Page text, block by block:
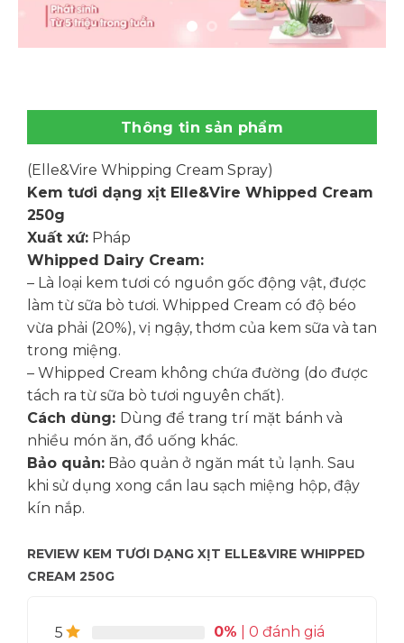
Thông tin sản phẩm
(Elle&Vire Whipping Cream Spray)
Kem tươi dạng xịt Elle&Vire Whipped Cream
250g
Xuất xứ:Pháp
Whipped Dairy Cream:
– Là loại kem tươi có nguồn gốc động vật, được
làm từ sữa bò tươi. Whipped Cream có độ béo
vừa phải (20%), vị ngậy, thơm của kem sữa và tan
trong miệng.
– Whipped Cream không chứa đường (do được
tách ra từ sữa bò tươi nguyên chất).
Cách dùng: Dùng để trang trí mặt bánh và
nhiều món ăn, đồ uống khác.
Bảo quản:Bảo quản ở ngăn mát tủ lạnh. Sau
khi sử dụng xong cần lau sạch miệng hộp, đậy
kín nắp.
REVIEW KEM TƯƠI DẠNG XỊT ELLE&VIRE WHIPPED
CREAM 250G
5 0% | 0 đánh giá